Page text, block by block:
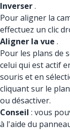
Inverser.
Pour aligner la
effectuez un clic
Aligner la vue .
Pour les plans de
celui qui est actif
souris et en
cliquant sur le
ou désactiver.
Conseil : vous
à l'aide du